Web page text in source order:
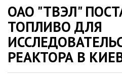
ОАО "ТВЭЛ"
ТОПЛИВО ДЛЯ
РЕАКТОРА В